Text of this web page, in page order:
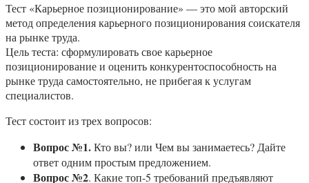
Тест «Карьерное позиционирование» — это мой авторский
метод определения карьерного позиционирования соискателя
на рынке труда.
Цель теста: сформулировать свое карьерное
позиционирование и оценить конкурентоспособность на
рынке труда самостоятельно, не прибегая к услугам
специалистов.
Тест состоит из трех вопросов:
Вопрос №1.Кто вы? или Чем вы занимаетесь? Дайте
ответ одним простым предложением.
Вопрос №2. Какие топ-5 требований предъявляют